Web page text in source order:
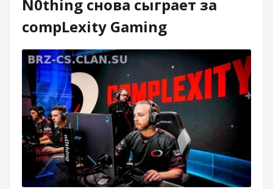
N0thing снова сыграет за
compLexity Gaming